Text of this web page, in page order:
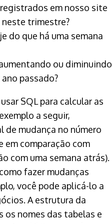
em nosso site
trimestre?
do que há uma semana
ou diminuindo
passado?
SQL para calcular as
a seguir,
de mudança no número
comparação com
com uma semana atrás).
fazer mudanças
você pode aplicá-lo a
A estrutura da
os nomes das tabelas e